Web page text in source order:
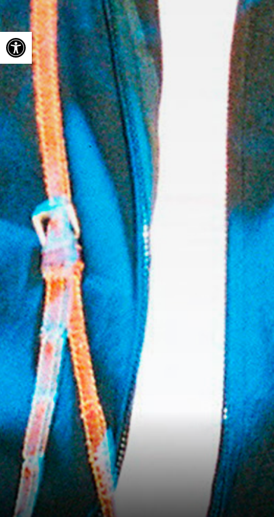
Ouvrir la barre d’outils